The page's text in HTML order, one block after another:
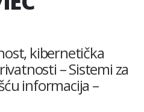
kibernetička
– Sistemi za
informacija –